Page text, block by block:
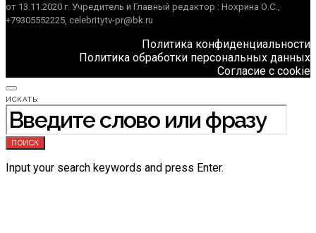
от 13.11.2020 г. Учредитель и Главный редактор : Нохрина О.С.,
+79305552225, celebritytv-pr@bk.ru
Политика конфиденциальности
Политика обработки персональных данных
Согласие с cookie
ИСКАТЬ:
ПОИСК
Input your search keywords and press Enter.